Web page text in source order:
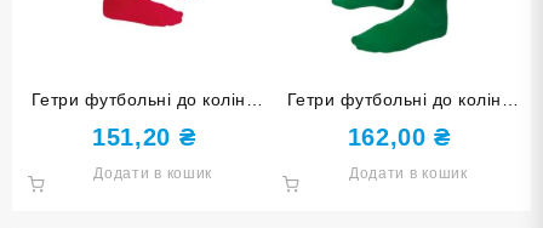
Гетри футбольні до коліна
розмір 34-37 червоні
151,20 ₴
Додати в кошик
Гетри футбольні до коліна
розмір 38-40 зелені
162,00₴
Додати в кошик